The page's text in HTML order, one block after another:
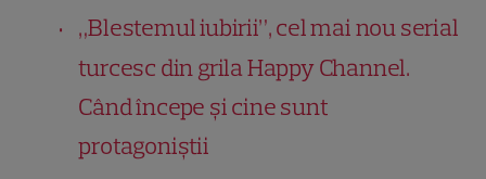
„Blestemul iubirii”, cel mai nou serial
turcesc din grila Happy Channel.
Când începe și cine sunt
protagoniștii